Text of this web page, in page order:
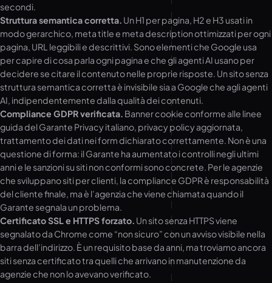
secondi.
Struttura semantica corretta. Un H1 per pagina, H2 e H3 usati in
modo gerarchico, meta title e meta description ottimizzati per ogni
pagina, URL leggibili e descrittivi. Sono elementi che Google usa
per capire di cosa parla ogni pagina e che gli agenti AI usano per
decidere se citare il contenuto nelle proprie risposte. Un sito senza
struttura semantica corretta è invisibile sia a Google che agli agenti
AI, indipendentemente dalla qualità dei contenuti.
Compliance GDPR verificata. Banner cookie conforme alle linee
guida del Garante Privacy italiano, privacy policy aggiornata,
trattamento dei dati nei form dichiarato correttamente. Non è una
questione di forma: il Garante ha aumentato i controlli negli ultimi
anni e le sanzioni su siti non conformi sono concrete. Per le agenzie
che sviluppano siti per clienti, la compliance GDPR è responsabilità
del cliente finale, ma è l’agenzia che viene chiamata quando il
Garante segnala un problema.
Certificato SSL e HTTPS forzato. Un sito senza HTTPS viene
segnalato da Chrome come “non sicuro” con un avviso visibile nella
barra dell’indirizzo. È un requisito base da anni, ma troviamo ancora
siti senza certificato tra quelli che arrivano in manutenzione da
agenzie che non lo avevano verificato.